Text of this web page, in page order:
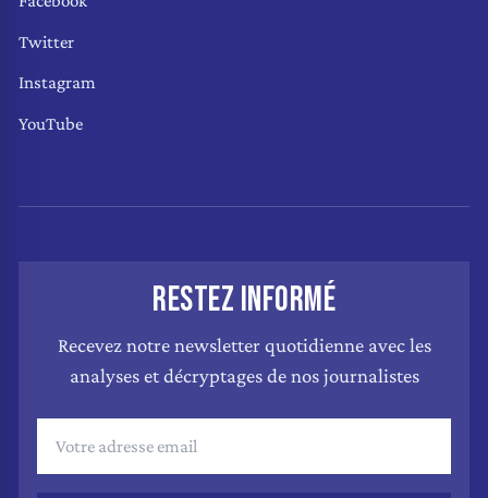
Twitter
Instagram
YouTube
RESTEZ INFORMÉ
Recevez notre newsletter quotidienne avec les
analyses et décryptages de nos journalistes